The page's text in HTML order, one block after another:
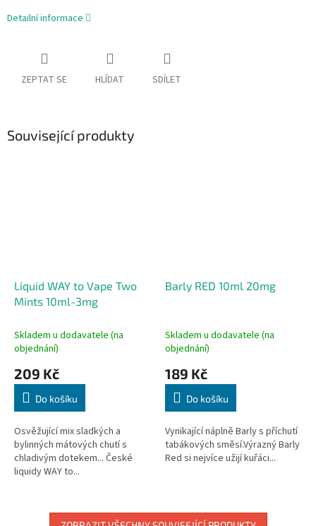
Detailní informace
ZEPTAT SE HLÍDAT SDÍLET
Související produkty
Liquid WAY to Vape Two
Mints 10ml-3mg
Skladem u dodavatele (na
objednání)
209 Kč
Do košíku
Osvěžující mix sladkých a
bylinných mátových chutí s
chladivým dotekem... České
liquidy WAY to...
Barly RED 10ml 20mg
Skladem u dodavatele (na
objednání)
189 Kč
Do košíku
Vynikající náplně Barly s příchutí
tabákových směsí.Výrazný Barly
Red si nejvíce užijí kuřáci...